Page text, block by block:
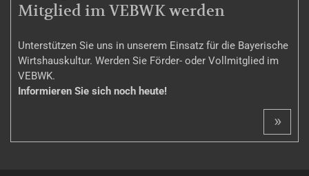
Mitglied im VEBWK werden
Unterstützen Sie uns in unserem Einsatz für die Bayerische
Wirtshauskultur. Werden Sie Förder- oder Vollmitglied im
VEBWK.
Informieren Sie sich noch heute!
»